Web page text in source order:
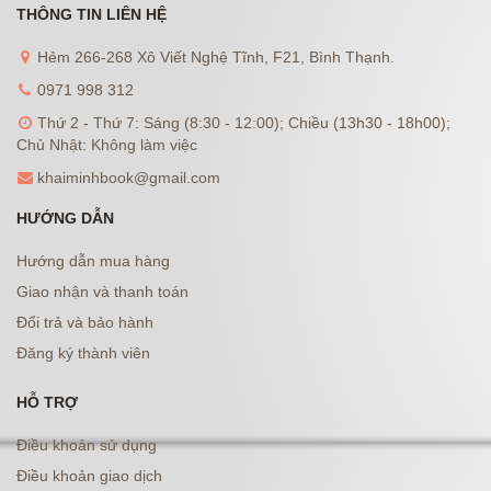
THÔNG TIN LIÊN HỆ
Hẻm 266-268 Xô Viết Nghệ Tĩnh, F21, Bình Thạnh.
0971 998 312
Thứ 2 - Thứ 7: Sáng (8:30 - 12:00); Chiều (13h30 - 18h00);
Chủ Nhật: Không làm việc
khaiminhbook@gmail.com
HƯỚNG DẪN
Hướng dẫn mua hàng
Giao nhận và thanh toán
Đổi trả và bảo hành
Đăng ký thành viên
HỖ TRỢ
Điều khoản sử dụng
Điều khoản giao dịch